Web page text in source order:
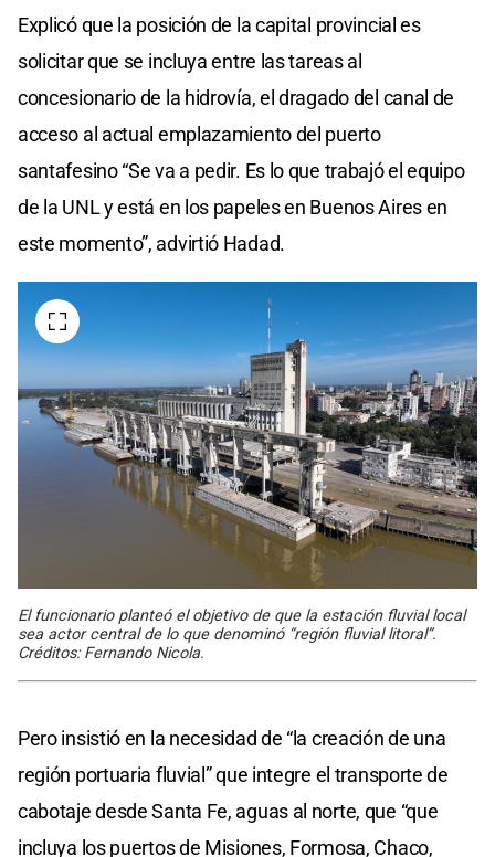
Explicó que la posición de la capital provincial es
solicitar que se incluya entre las tareas al
concesionario de la hidrovía, el dragado del canal de
acceso al actual emplazamiento del puerto
santafesino “Se va a pedir. Es lo que trabajó el equipo
de la UNL y está en los papeles en Buenos Aires en
este momento”, advirtió Hadad.
El funcionario planteó el objetivo de que la estación fluvial local
sea actor central de lo que denominó “región fluvial litoral”.
Créditos: Fernando Nicola.
Pero insistió en la necesidad de “la creación de una
región portuaria fluvial” que integre el transporte de
cabotaje desde Santa Fe, aguas al norte, que “que
incluya los puertos de Misiones, Formosa, Chaco,